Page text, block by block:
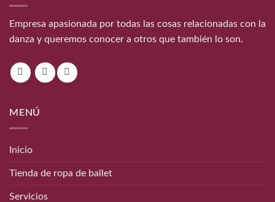
Empresa apasionada por todas las cosas relacionadas con la
danza y queremos conocer a otros que también lo son.
MENÚ
Inicio
Tienda de ropa de ballet
Servicios